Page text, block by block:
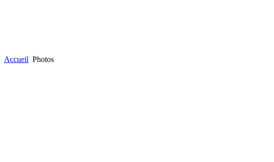
Accueil Photos